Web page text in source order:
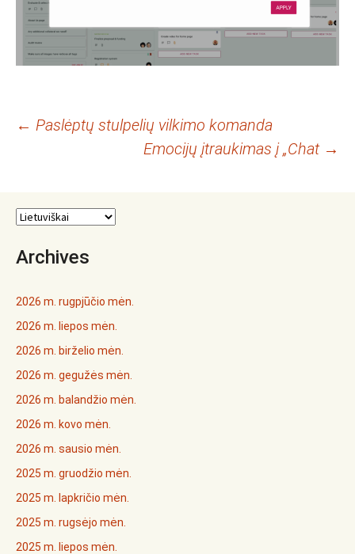
Įrašo
← Paslėptų stulpelių vilkimo komanda
Emocijų įtraukimas į „Chat →
Archives
2026 m. rugpjūčio mėn.
2026 m. liepos mėn.
2026 m. birželio mėn.
2026 m. gegužės mėn.
2026 m. balandžio mėn.
2026 m. kovo mėn.
2026 m. sausio mėn.
2025 m. gruodžio mėn.
2025 m. lapkričio mėn.
2025 m. rugsėjo mėn.
2025 m. liepos mėn.